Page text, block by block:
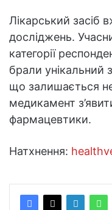
Лікарський засіб
досліджень.
категорії
брали унікальний
що залишається
медикамент
фармацевтики.
Натхнення: